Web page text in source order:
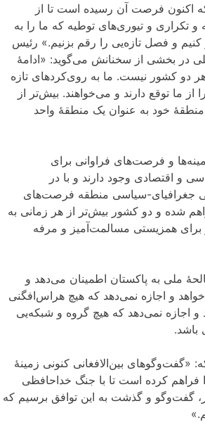
که اکنون فرصت آن رسیده‌ است تا از
و تکراری و تیوری‌های توطیه که ما را به
کنیم و فصل تازه‌یی را رقم بزنیم.» رئیس
در بخشی از سخنانش می‌گوید: «ادامۀ
دو کشور نیست. ما به روی‌کردهای تازه
از ما توقع دارند و می‌خواهند. بیش‌تر از
منطقۀ خود به عنوان یک منطقۀ واحد
و فرصت‌های فراوانی برای
و اقتصادی وجود دارند و با در
جغرافیای-سیاسی منطقه فرصت‌های
شده و دو کشور بیش‌تر از هر زمانی به
همز‌یستی مسالمت‌آمیز و مرفه
ملی به پاکستان اطمینان می‌دهد و
و اجازه نمی‌دهد که هیچ هراس‌افگنی
اجازه نمی‌دهد که هیچ گروه و شبکه‌یی
باشد.
«گفت‌وگوهای بین‌الافغانی کنونی زمینۀ
فراهم کرده است تا با جنگ خداحافظی
گفت‌وگو و گذشت به این توافق برسیم که